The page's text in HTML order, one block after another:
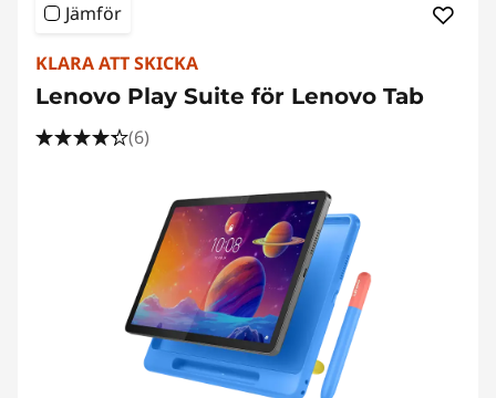
Jämför
KLARA ATT SKICKA
Lenovo Play Suite för Lenovo Tab
(6)